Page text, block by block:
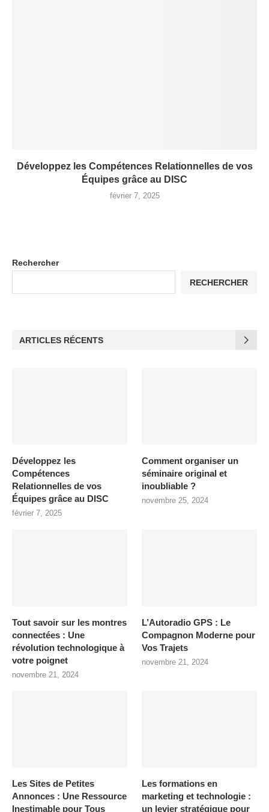
Développez les Compétences Relationnelles de vos
Équipes grâce au DISC
février 7, 2025
Rechercher
RECHERCHER
ARTICLES RÉCENTS
Développez les
Compétences
Relationnelles de vos
Équipes grâce au DISC
février 7, 2025
Comment organiser un
séminaire original et
inoubliable ?
novembre 25, 2024
Tout savoir sur les montres
connectées : Une
révolution technologique à
votre poignet
novembre 21, 2024
L’Autoradio GPS : Le
Compagnon Moderne pour
Vos Trajets
novembre 21, 2024
Les Sites de Petites
Annonces : Une Ressource
Inestimable pour Tous
Les formations en
marketing et technologie :
un levier stratégique pour